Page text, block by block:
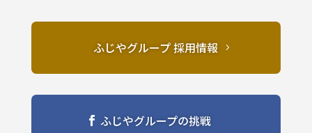
ふじやグループ 採用情報
ふじやグループの挑戦